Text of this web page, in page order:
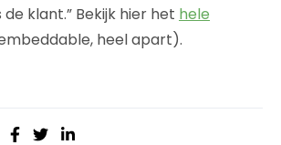
klant.” Bekijk hier het hele
heel apart).